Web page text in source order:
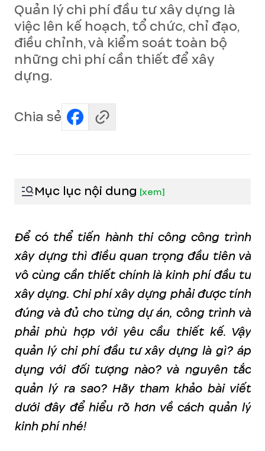
Quản lý chi phí đầu tư xây dựng là
việc lên kế hoạch, tổ chức, chỉ đạo,
điều chỉnh, và kiểm soát toàn bộ
những chi phí cần thiết để xây
dựng.
Chia sẻ
Mục lục nội dung [xem]
Để có thể tiến hành thi công công trình
xây dựng thì điều quan trọng đầu tiên và
vô cùng cần thiết chính là kinh phí đầu tư
xây dựng. Chi phí xây dựng phải được tính
đúng và đủ cho từng dự án, công trình và
phải phù hợp với yêu cầu thiết kế. Vậy
quản lý chi phí đầu tư xây dựng là gì? áp
dụng với đối tượng nào? và nguyên tắc
quản lý ra sao? Hãy tham khảo bài viết
dưới đây để hiểu rõ hơn về cách quản lý
kinh phí nhé!